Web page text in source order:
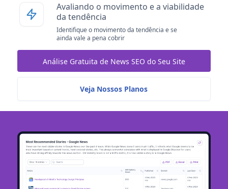
Avaliando o movimento e a viabilidade
da tendência
Identifique o movimento da tendência e se
ainda vale a pena cobrir
Análise Gratuita de News SEO do Seu Site
Veja Nossos Planos